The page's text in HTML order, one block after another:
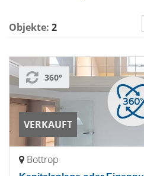
Objekte: 2
VERKAUFT
360°
Bottrop